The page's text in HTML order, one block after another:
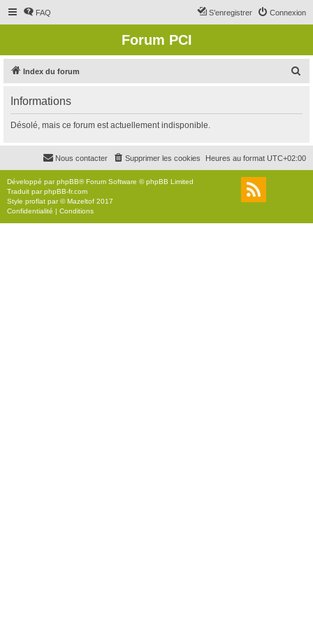
FAQ Connexion
S’enregistrer
Forum PCI
Index du forum
r
c
r
Informations
Désolé, mais ce forum est actuellement indisponible.
Heures au format UTC+02:00
Supprimer les cookies
Nous contacter
Développé parphpBB® Forum Software © phpBB Limited
Traduit parphpBB-fr.com
Style proflat par ©Mazeltof 2017
Confidentialité | Conditions